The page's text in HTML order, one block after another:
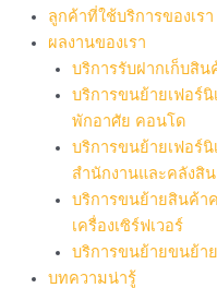
ลูกค้าที่ใช้บริการของเรา
ผลงานของเรา
บริการรับฝากเก็บสิน
บริการขนย้ายเฟอร์นิ
พักอาศัย คอนโด
บริการขนย้ายเฟอร์นิ
สำนักงานและคลังสิ
บริการขนย้ายสินค้า
เครื่องเซิร์ฟเวอร์
บริการขนย้ายขนย้า
บทความน่ารู้